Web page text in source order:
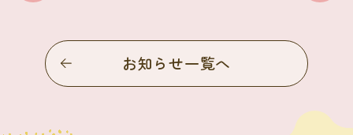
お知らせ一覧へ